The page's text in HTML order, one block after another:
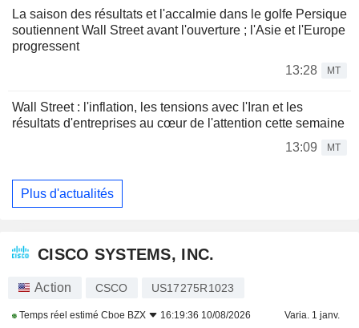
La saison des résultats et l'accalmie dans le golfe Persique
soutiennent Wall Street avant l'ouverture ; l'Asie et l'Europe
progressent
13:28
MT
Wall Street : l'inflation, les tensions avec l'Iran et les
résultats d'entreprises au cœur de l'attention cette semaine
13:09
MT
Plus d'actualités
CISCO SYSTEMS, INC.
Action CSCO US17275R1023
Temps réel estimé Cboe BZX 16:19:36 10/08/2026 Varia. 1 janv.